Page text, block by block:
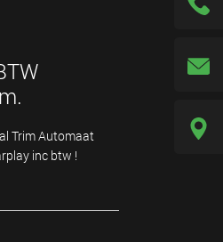
Trim Automaat
inc btw !